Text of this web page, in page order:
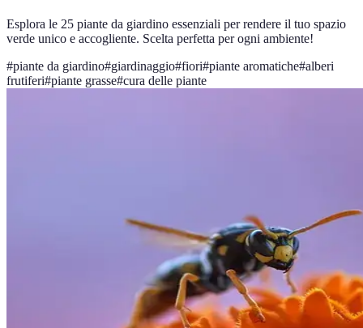
Esplora le 25 piante da giardino essenziali per rendere il tuo spazio
verde unico e accogliente. Scelta perfetta per ogni ambiente!
#piante da giardino#giardinaggio#fiori#piante aromatiche#alberi
frutiferi#piante grasse#cura delle piante